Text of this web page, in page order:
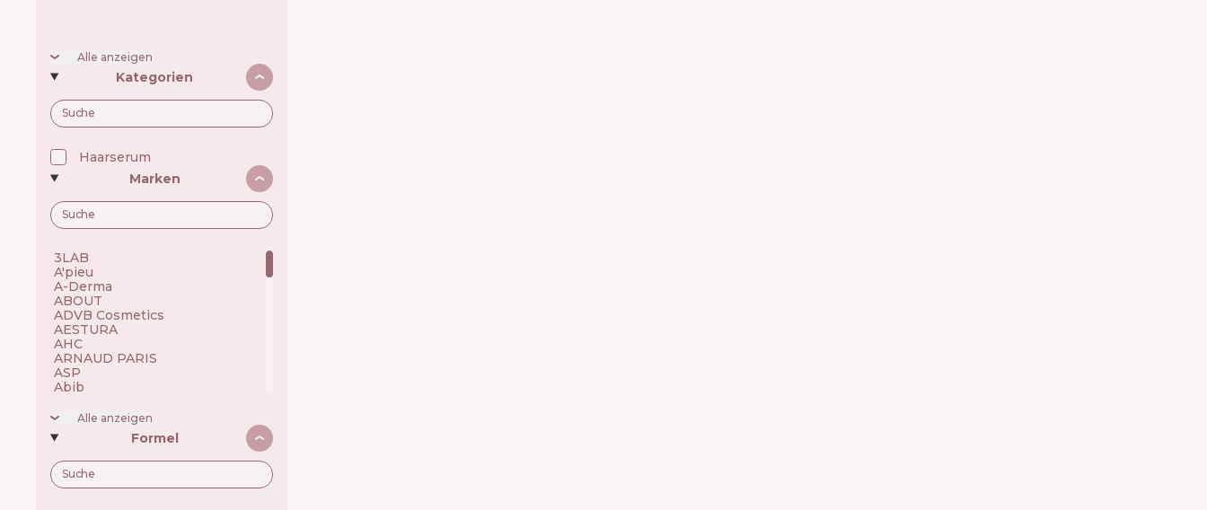
Alle anzeigen
Kategorien
Haarserum
Marken
3LAB 🇺🇸
A'pieu 🇰🇷
A-Derma 🇫🇷
ABOUT 🇺🇦
ADVB Cosmetics 🇹🇷
AESTURA 🇰🇷
AHC 🇰🇷
ARNAUD PARIS 🇫🇷
ASP 🇬🇧
Abib 🇰🇷
Achroactive Max 🇧🇬
Acnemy 🇪🇸
Acure 🇺🇸
Acwell 🇰🇷
Ada Tina 🇧🇷
Aesop 🇦🇺
Alle anzeigen
Formel